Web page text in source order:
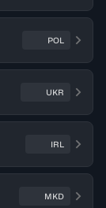
POL
UKR
IRL
MKD